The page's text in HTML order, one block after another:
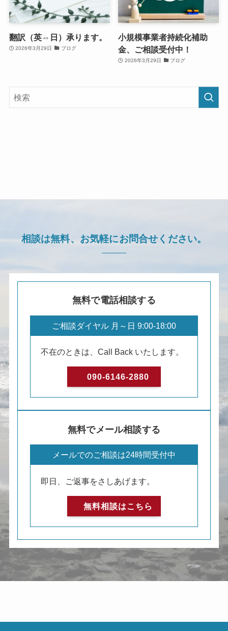
翻訳（英⇔日）承ります。
2026年3月29日 ブログ
小規模事業者持続化補助
金、ご相談受付中！
2026年3月29日 ブログ
相談は無料、 お気軽にお問合せください。
無料で電話相談する
ご相談ダイヤル 月～日 9:00-18:00
不在のときは、Call Back いたします。
090-6146-2880
無料でメール相談する
メールでのご相談は24時間受付中
即日、ご返事をさしあげます。
無料相談はこちら